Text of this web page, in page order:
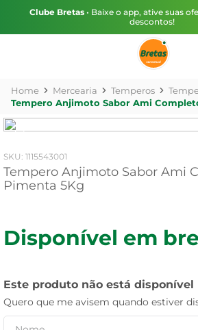
Clube Bretas • Baixe o app, ative suas
descontos!
Mercearia Temperos
Tempero Anjimoto Sabor Ami
: 1115543001
Tempero Anjimoto Sabor Ami
Pimenta 5Kg
Disponível em
Este produto não está
Quero que me avisem quando estiver